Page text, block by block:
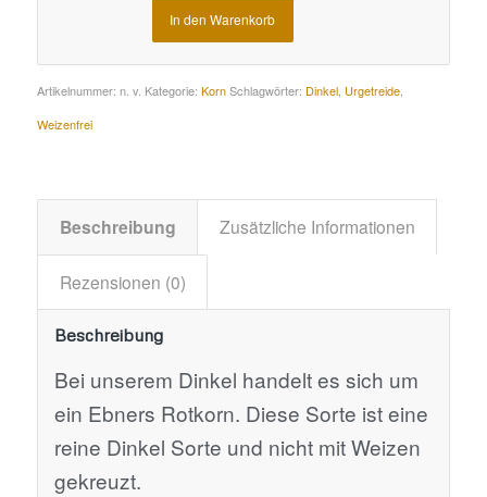
In den Warenkorb
Alternative:
Artikelnummer: n. v. Kategorie: Korn Schlagwörter: Dinkel, Urgetreide,
Weizenfrei
Beschreibung Zusätzliche Informationen
Rezensionen (0)
Beschreibung
Bei unserem Dinkel handelt es sich um
ein Ebners Rotkorn. Diese Sorte ist eine
reine Dinkel Sorte und nicht mit Weizen
gekreuzt.